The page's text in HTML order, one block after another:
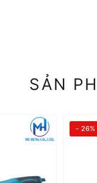
SẢN
- 26%